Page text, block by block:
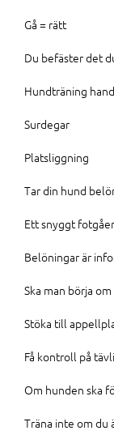
Gå = rätt
Du befäster det
Hundträning
Surdegar
Platsliggning
Tar din hund
Ett snyggt
Belöningar är
Ska man börja om
Stöka till
Få kontroll på
Om hunden ska
Träna inte om du